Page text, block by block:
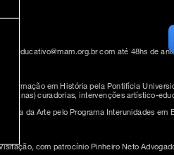
educativo@mam.org.br com até 48hs de
formação em História pela Pontifícia
Urbanas) curadorias, intervenções artístico-
da Arte pelo Programa Interunidades
com patrocínio Pinheiro Neto